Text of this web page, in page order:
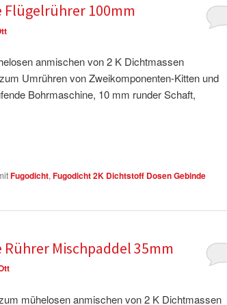
Flügelrührer 100mm
anmischen von 2 K Dichtmassen
Umrühren von Zweikomponenten-Kitten und
Bohrmaschine, 10 mm runder Schaft,
Fugodicht, Fugodicht 2K Dichtstoff Dosen Gebinde
Mischpaddel 35mm
mühelosen anmischen von 2 K Dichtmassen